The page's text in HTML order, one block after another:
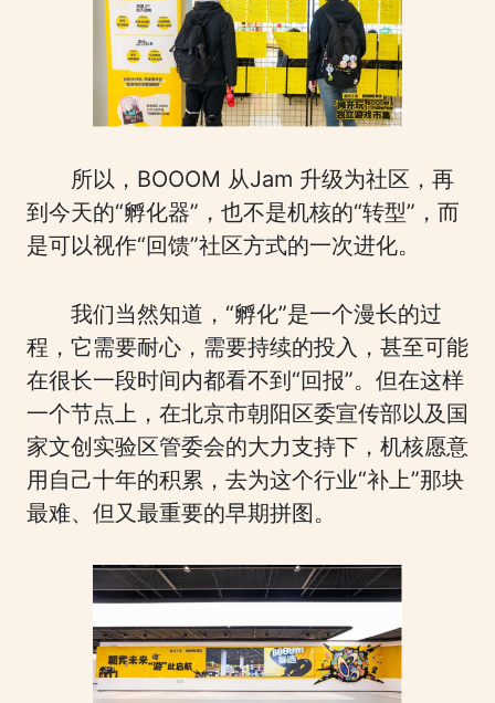
所以，BOOOM 从Jam 升级为社区，再
到今天的“孵化器”，也不是机核的“转型”，而
是可以视作“回馈”社区方式的一次进化。
我们当然知道，“孵化”是一个漫长的过
程，它需要耐心，需要持续的投入，甚至可能
在很长一段时间内都看不到“回报”。但在这样
一个节点上，在北京市朝阳区委宣传部以及国
家文创实验区管委会的大力支持下，机核愿意
用自己十年的积累，去为这个行业“补上”那块
最难、但又最重要的早期拼图。